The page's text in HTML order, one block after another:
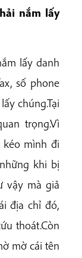
nắm lấy
lấy danh
số phone
chúng.Tại
trọng.Vì
kéo mình đi
khi bị
vậy mà giả
địa chỉ đó,
thoát.Còn
mờ cái tên